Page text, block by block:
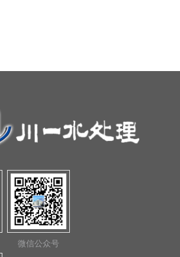
微信公众号